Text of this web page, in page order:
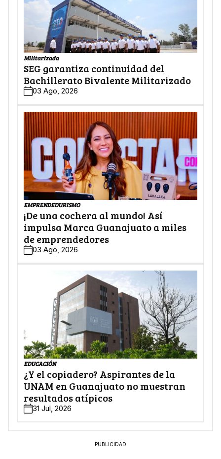
Militarizada
SEG garantiza continuidad del
Bachillerato Bivalente Militarizado
03 Ago, 2026
EMPRENDEDURISMO
¡De una cochera al mundo! Así
impulsa Marca Guanajuato a miles
de emprendedores
03 Ago, 2026
EDUCACIÓN
¿Y el copiadero? Aspirantes de la
UNAM en Guanajuato no muestran
resultados atípicos
31 Jul, 2026
PUBLICIDAD